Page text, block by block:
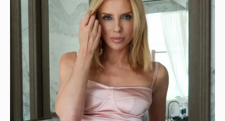
57-летняя Светлана Бондарчук показала
фигуру в бикини